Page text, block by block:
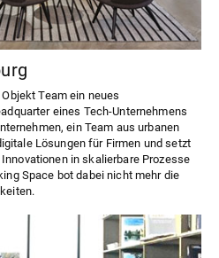
Team ein neues
eines Tech-Unternehmens
ein Team aus urbanen
Lösungen für Firmen und setzt
in skalierbare Prozesse
Space bot dabei nicht mehr die